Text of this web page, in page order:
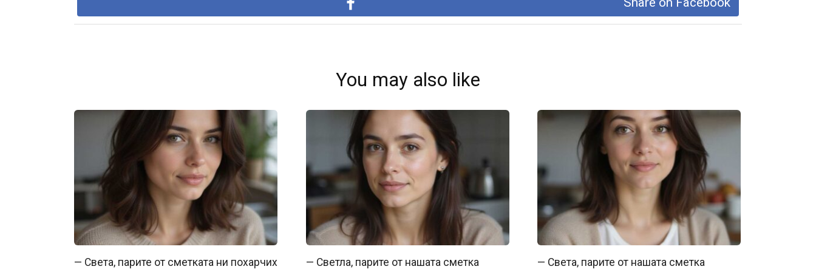
You may also like
— Света, парите от сметката ни похарчих
— Светла, парите от нашата сметка
— Света, парите от нашата сметка